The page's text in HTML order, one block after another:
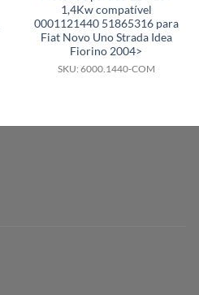
1,4Kw compatível
0001121440 51865316 para
Fiat Novo Uno Strada Idea
Fiorino 2004>
SKU: 6000.1440-COM